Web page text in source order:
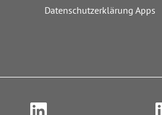
Datenschutzerklärung Apps